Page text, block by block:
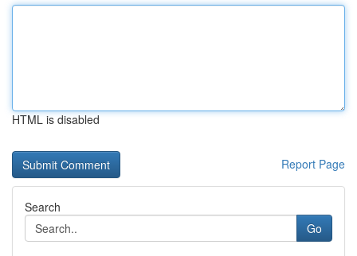
HTML is disabled
Report Page
Search
Go